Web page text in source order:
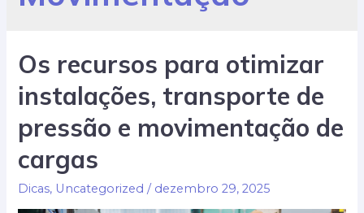
Os recursos para otimizar
instalações, transporte de
pressão e movimentação de
cargas
Dicas, Uncategorized / dezembro 29, 2025